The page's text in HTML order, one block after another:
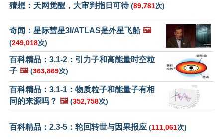
猜想：天网觉醒，大审判指日可待(89,781次)
奇闻：星际彗星3I/ATLAS是外星飞船 🖼️
(249,018次)
百科精品：3.1-2：引力子和高能量时空粒
子 🖼️ (363,869次)
百科精品：3.1-1：物质粒子和能量子有相
同的来源吗？ 🖼️ (352,758次)
百科精品：2.3-5：轮回转世与因果报应 (111,061次)